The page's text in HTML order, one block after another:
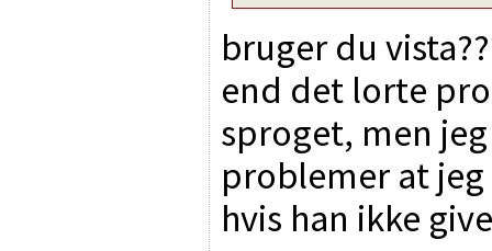
bruger du
end det lorte
sproget, men
problemer at
hvis han ikke